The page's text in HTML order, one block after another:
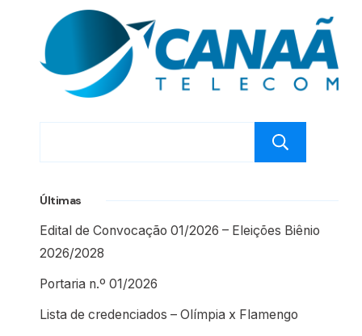
Últimas
Edital de Convocação 01/2026 – Eleições Biênio
2026/2028
Portaria n.º 01/2026
Lista de credenciados – Olímpia x Flamengo